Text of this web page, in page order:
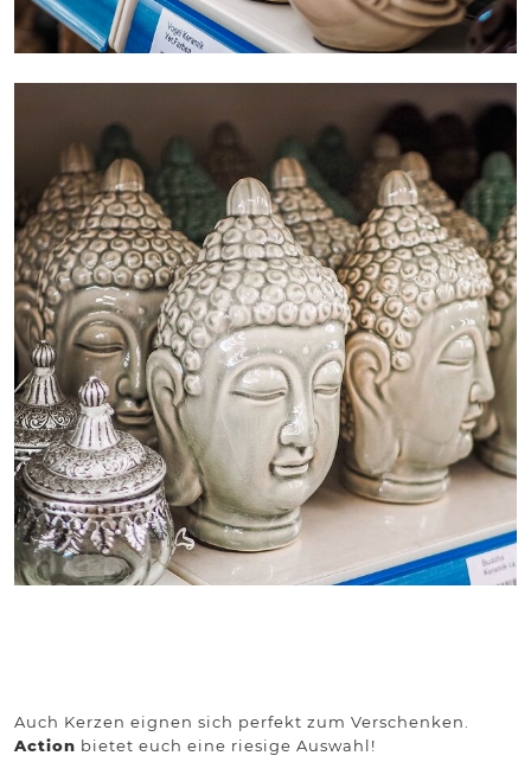
Auch Kerzen eignen sich perfekt zum Verschenken.
Action bietet euch eine riesige Auswahl!